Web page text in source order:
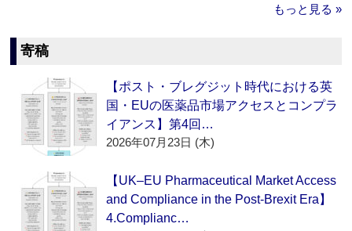
もっと見る »
寄稿
【ポスト・ブレグジット時代における英
国・EUの医薬品市場アクセスとコンプラ
イアンス】第4回…
2026年07月23日 (木)
【UK–EU Pharmaceutical Market Access
and Compliance in the Post-Brexit Era】
4.Complianc…